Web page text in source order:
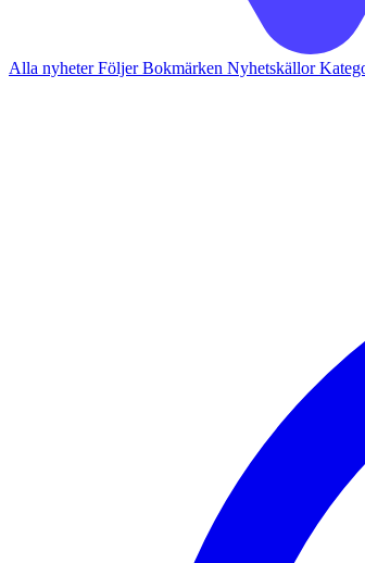
Alla nyheterFöljerBokmärken Nyhetskällor